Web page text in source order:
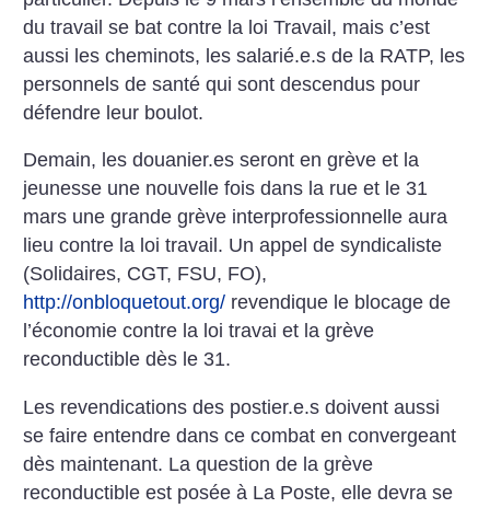
du travail se bat contre la loi Travail, mais c’est
aussi les cheminots, les salarié.e.s de la RATP, les
personnels de santé qui sont descendus pour
défendre leur boulot.
Demain, les douanier.es seront en grève et la
jeunesse une nouvelle fois dans la rue et le 31
mars une grande grève interprofessionnelle aura
lieu contre la loi travail. Un appel de syndicaliste
(Solidaires, CGT, FSU, FO),
http://onbloquetout.org/ revendique le blocage de
l’économie contre la loi travai et la grève
reconductible dès le 31.
Les revendications des postier.e.s doivent aussi
se faire entendre dans ce combat en convergeant
dès maintenant. La question de la grève
reconductible est posée à La Poste, elle devra se